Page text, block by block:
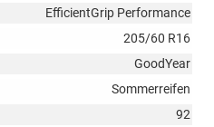
EfficientGrip Performance
205/60 R16
GoodYear
Sommerreifen
92